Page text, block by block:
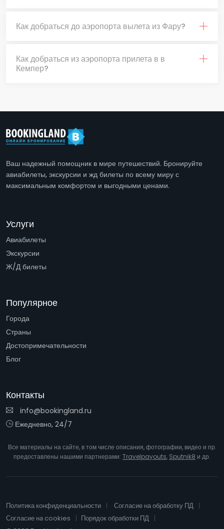
Как добраться до аэропорта вылета из Фару?
Как добраться из аэропорта прилета в в
Кемпер?
Ваш надежный помощник в мире путешествий. Бронируйте
авиабилеты, экскурсии и жд билеты по всему миру с
максимальным комфортом и выгодными ценами.
Услуги
Авиабилеты
Экскурсии
Ж/Д билеты
Популярное
Города
Страны
Достопримечательности
Блог
Контакты
info@bookingland.ru
Ежедневно, 24/7
Все материалы на сайте, в том числе описания, фотографии, видео и пр.
предоставлены нашими партнерами: Travelpayouts, Sputnik8 и др.
Политика конфиденциальности
Согласие на обработку ПД
Согласие на cookies
Порядок обработки ПД